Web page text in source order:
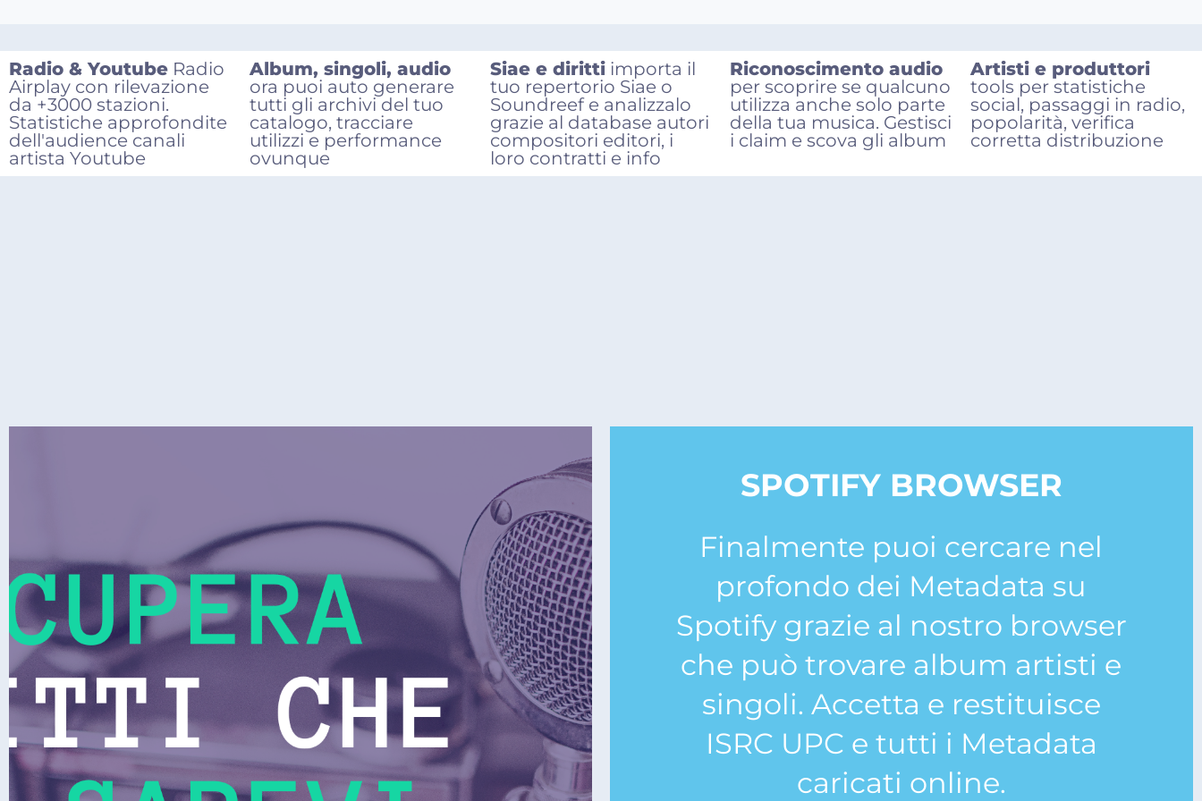
Radio & Youtube Radio
Airplay con rilevazione
da +3000 stazioni.
Statistiche approfondite
dell'audience canali
artista Youtube
Album, singoli, audio
ora puoi auto generare
tutti gli archivi del tuo
catalogo, tracciare
utilizzi e performance
ovunque
Siae e dirittiimporta il
tuo repertorio Siae o
Soundreef e analizzalo
grazie al database autori
compositori editori, i
loro contratti e info
Riconoscimento audio
per scoprire se qualcuno
utilizza anche solo parte
della tua musica. Gestisci
i claim e scova gli album
Artisti e produttori
tools per statistiche
social, passaggi in radio,
popolarità, verifica
corretta distribuzione
SPOTIFY BROWSER
Finalmente puoi cercare nel
profondo dei Metadata su
Spotify grazie al nostro browser
che può trovare album artisti e
singoli. Accetta e restituisce
ISRC UPC e tutti i Metadata
caricati online.